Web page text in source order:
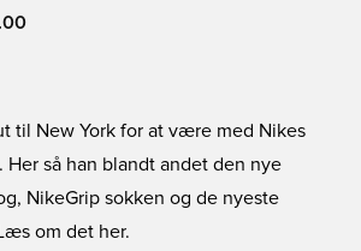
til New York for at være med Nikes
Her så han blandt andet den nye
NikeGrip sokken og de nyeste
om det her.